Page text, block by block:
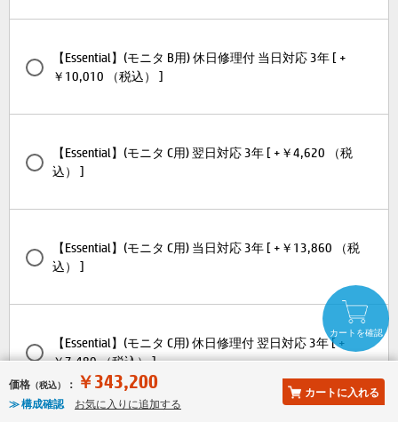
【Essential】(モニタ B用) 休日修理付 当日対応 3年 [ +
￥10,010 （税込） ]
【Essential】(モニタ C用) 翌日対応 3年 [ +￥4,620 （税
込） ]
【Essential】(モニタ C用) 当日対応 3年 [ +￥13,860 （税
込） ]
【Essential】(モニタ C用) 休日修理付 翌日対応 3年 [ +
￥7,480 （税込） ]
価格 （税込） ： ￥343,200
≫ 構成確認 お気に入りに追加する
カートに入れる
カートを確認